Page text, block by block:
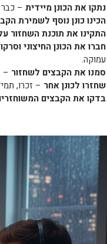
נתקו את הכונן מיידית –
הכינו כונן נוסף לשמירת
התקינו את תוכנת השחזור
חברו את הכונן החיצוני
עמוקה.
סמנו את הקבצים לשחזור –
שחזרו לכונן אחר – זכרו,
בדקו את הקבצים